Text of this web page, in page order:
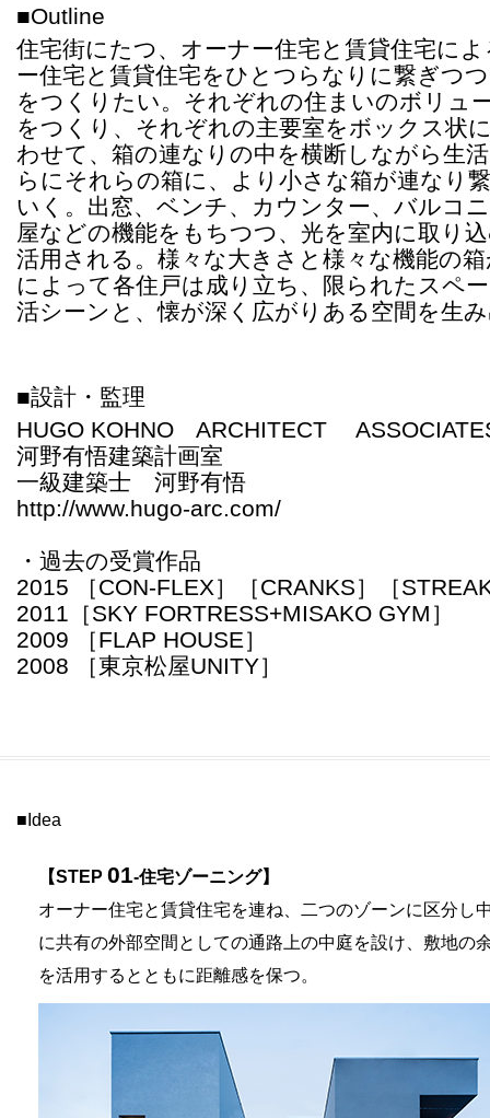
■Outline
住宅街にたつ、オーナー住宅と賃貸住宅に
ー住宅と賃貸住宅をひとつらなりに繋ぎつ
をつくりたい。それぞれの住まいのボリュ
をつくり、それぞれの主要室をボックス状
わせて、箱の連なりの中を横断しながら生
らにそれらの箱に、より小さな箱が連なり
いく。出窓、ベンチ、カウンター、バルコ
屋などの機能をもちつつ、光を室内に取り
活用される。様々な大きさと様々な機能の
によって各住戸は成り立ち、限られたスペ
活シーンと、懐が深く広がりある空間を生
■設計・監理
HUGO KOHNO ARCHITECT
河野有悟建築計画室
一級建築士 河野有悟
http://www.hugo-arc.com/
・過去の受賞作品
2015 ［CON-FLEX］［CRANKS］［
2011［SKY FORTRESS+MISAKO GYM］
2009 ［FLAP HOUSE］
2008 ［東京松屋UNITY］
■Idea
【STEP 01-住宅ゾーニング】
オーナー住宅と賃貸住宅を連ね、二つのゾーンに区分し
に共有の外部空間としての通路上の中庭を設け、敷地の
を活用するとともに距離感を保つ。